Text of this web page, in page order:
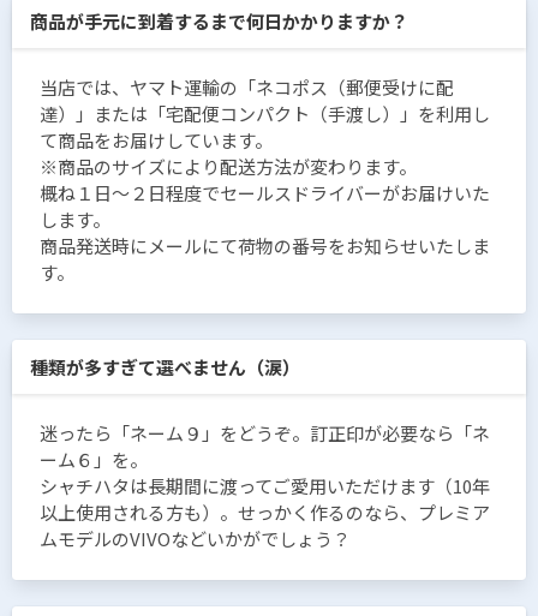
商品が手元に到着するまで何日かかりますか？
当店では、ヤマト運輸の「ネコポス（郵便受けに配
達）」または「宅配便コンパクト（手渡し）」を利用し
て商品をお届けしています。
※商品のサイズにより配送方法が変わります。
概ね１日〜２日程度でセールスドライバーがお届けいた
します。
商品発送時にメールにて荷物の番号をお知らせいたしま
す。
種類が多すぎて選べません（涙）
迷ったら「ネーム９」をどうぞ。訂正印が必要なら「ネ
ーム６」を。
シャチハタは長期間に渡ってご愛用いただけます（10年
以上使用される方も）。せっかく作るのなら、プレミア
ムモデルのVIVOなどいかがでしょう？